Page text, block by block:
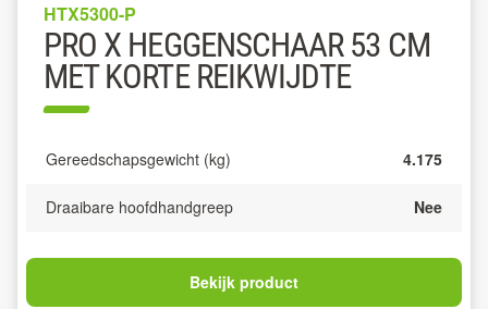
HTX5300-P
PRO X HEGGENSCHAAR 53 CM
MET KORTE REIKWIJDTE
Gereedschapsgewicht (kg) 4.175
Draaibare hoofdhandgreep Nee
Bekijk product